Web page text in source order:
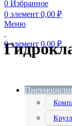
0 Избранное
0 элемент 0,00 ₽
Меню
0элемент 0,00 ₽